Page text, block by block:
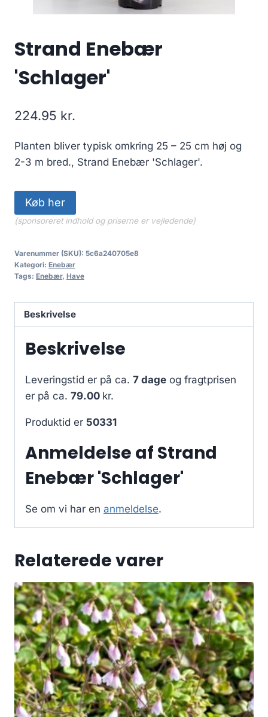
Strand Enebær
'Schlager'
224.95 kr.
Planten bliver typisk omkring 25 – 25 cm høj og
2-3 m bred., Strand Enebær 'Schlager'.
Køb her
(sponsoreret indhold og priserne er vejledende)
Varenummer (SKU): 5c6a240705e8
Kategori: Enebær
Tags: Enebær, Have
Beskrivelse
Beskrivelse
Leveringstid er på ca. 7 dage og fragtprisen
er på ca. 79.00 kr.
Produktid er 50331
Anmeldelse af Strand
Enebær 'Schlager'
Se om vi har en anmeldelse.
Relaterede varer